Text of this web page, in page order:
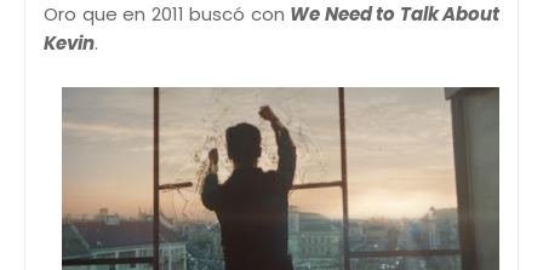
Oro que en 2011 buscó con We Need to Talk About
Kevin.